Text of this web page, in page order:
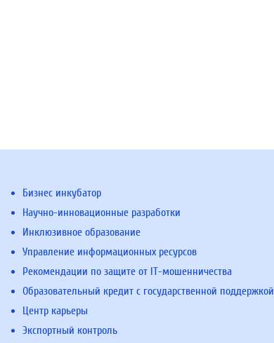
Бизнес инкубатор
Научно-инновационные разработки
Инклюзивное образование
Управление информационных ресурсов
Рекомендации по защите от IT-мошенничества
Образовательный кредит с государственной поддержкой
Центр карьеры
Экспортный контроль